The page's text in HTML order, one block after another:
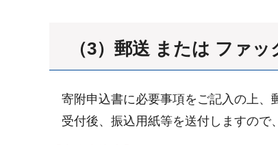
（3）郵送 または ファ
寄附申込書に必要事項をご記入の上、
受付後、振込用紙等を送付しますので、